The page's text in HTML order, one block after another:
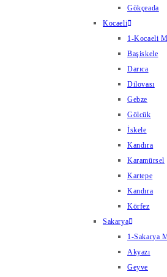
Gökçeada
Kocaeli
1-Kocaeli
Başiskele
Darıca
Dilovası
Gebze
Gölcük
İskele
Kandıra
Karamürsel
Kartepe
Kandıra
Körfez
Sakarya
1-Sakarya
Akyazı
Geyve